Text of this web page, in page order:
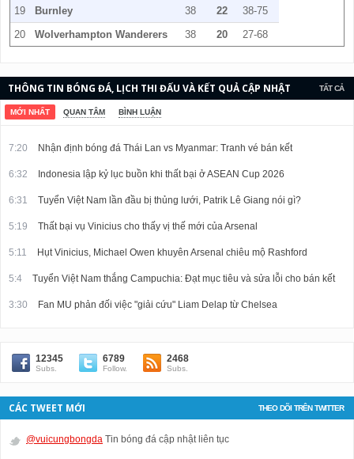
19 Burnley 38 22
38-75
20
Wolverhampton Wanderers 38 20 27-68
TẤT CẢ
THÔNG TIN BÓNG ĐÁ, LỊCH THI ĐẤU VÀ KẾT QUẢ CẬP NHẬT
LIÊN TỤC.
MỚI NHẤT QUAN TÂM BÌNH LUẬN
7:20 Nhận định bóng đá Thái Lan vs Myanmar: Tranh vé bán kết
6:32 Indonesia lập kỷ lục buồn khi thất bại ở ASEAN Cup 2026
6:31 Tuyển Việt Nam lần đầu bị thủng lưới, Patrik Lê Giang nói gì?
5:19 Thất bại vụ Vinicius cho thấy vị thế mới của Arsenal
5:11 Hụt Vinicius, Michael Owen khuyên Arsenal chiêu mộ Rashford
5:4 Tuyển Việt Nam thắng Campuchia: Đạt mục tiêu và sửa lỗi cho bán kết
3:30 Fan MU phản đối việc "giải cứu" Liam Delap từ Chelsea
12345
Subs.
6789
Follow.
2468
Subs.
THEO DÕI TRÊN TWITTER
CÁC TWEET MỚI
@vuicungbongda Tin bóng đá cập nhật liên tục